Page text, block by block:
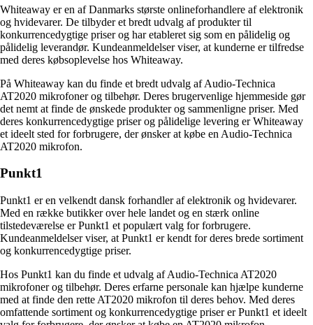
Whiteaway er en af Danmarks største onlineforhandlere af elektronik
og hvidevarer. De tilbyder et bredt udvalg af produkter til
konkurrencedygtige priser og har etableret sig som en pålidelig og
pålidelig leverandør. Kundeanmeldelser viser, at kunderne er tilfredse
med deres købsoplevelse hos Whiteaway.
På Whiteaway kan du finde et bredt udvalg af Audio-Technica
AT2020 mikrofoner og tilbehør. Deres brugervenlige hjemmeside gør
det nemt at finde de ønskede produkter og sammenligne priser. Med
deres konkurrencedygtige priser og pålidelige levering er Whiteaway
et ideelt sted for forbrugere, der ønsker at købe en Audio-Technica
AT2020 mikrofon.
Punkt1
Punkt1 er en velkendt dansk forhandler af elektronik og hvidevarer.
Med en række butikker over hele landet og en stærk online
tilstedeværelse er Punkt1 et populært valg for forbrugere.
Kundeanmeldelser viser, at Punkt1 er kendt for deres brede sortiment
og konkurrencedygtige priser.
Hos Punkt1 kan du finde et udvalg af Audio-Technica AT2020
mikrofoner og tilbehør. Deres erfarne personale kan hjælpe kunderne
med at finde den rette AT2020 mikrofon til deres behov. Med deres
omfattende sortiment og konkurrencedygtige priser er Punkt1 et ideelt